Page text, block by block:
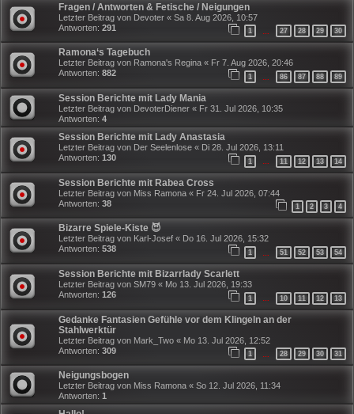
Fragen / Antworten & Fetische / Neigungen
Letzter Beitrag von Devoter « Sa 8. Aug 2026, 10:57
Antworten: 291 1 27 28 29 30
Ramona‘s Tagebuch
Letzter Beitrag von Ramona's Regina « Fr 7. Aug 2026, 20:46
Antworten: 882 1 86 87 88 89
Session Berichte mit Lady Mania
Letzter Beitrag von DevoterDiener « Fr 31. Jul 2026, 10:35
Antworten: 4
Session Berichte mit Lady Anastasia
Letzter Beitrag von Der Seelenlose « Di 28. Jul 2026, 13:11
Antworten: 130 1 … 11 12 13 14
Session Berichte mit Rabea Cross
Letzter Beitrag von Miss Ramona « Fr 24. Jul 2026, 07:44
Antworten: 38 1 2 3 4
Bizarre Spiele-Kiste 😈
Letzter Beitrag von Karl-Josef « Do 16. Jul 2026, 15:32
Antworten: 538 1 51 52 53 54
Session Berichte mit Bizarrlady Scarlett
Letzter Beitrag von SM79 « Mo 13. Jul 2026, 19:33
Antworten: 126 1 … 10 11 12 13
Gedanke Fantasien Gefühle vor dem Klingeln an der
Stahlwerktür
Letzter Beitrag von Mark_Two « Mo 13. Jul 2026, 12:52
Antworten: 309 1 28 29 30 31
Neigungsbogen
Letzter Beitrag von Miss Ramona « So 12. Jul 2026, 11:34
Antworten: 1